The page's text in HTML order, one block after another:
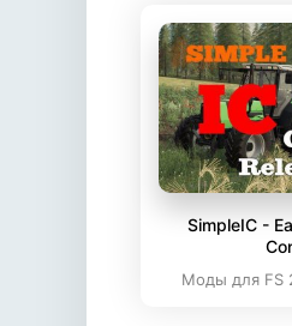
SimpleIC -
Моды для FS